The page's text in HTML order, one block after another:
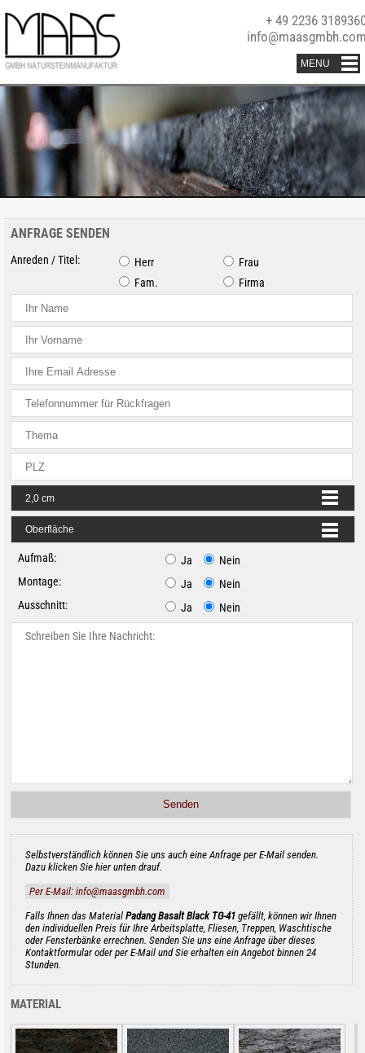
+ 49 2236
ANFRAGE SENDEN
Anreden / Titel: Herr
Frau
Fam.
Firma
Aufmaß: Ja
Nein
Montage:
Ja
Nein
Ausschnitt:
Ja Nein
Selbstverständlich können Sie uns auch eine Anfrage per E-Mail senden.
Dazu klicken Sie hier unten drauf.
Per E-Mail: info@maasgmbh.com
Falls Ihnen das MaterialPadang Basalt Black TG-41 gefällt, können wir Ihnen
den individuellen Preis für Ihre Arbeitsplatte, Fliesen, Treppen, Waschtische
oder Fensterbänke errechnen. Senden Sie uns eine Anfrage über dieses
Kontaktformular oder per E-Mail und Sie erhalten ein Angebot binnen 24
Stunden.
MATERIAL